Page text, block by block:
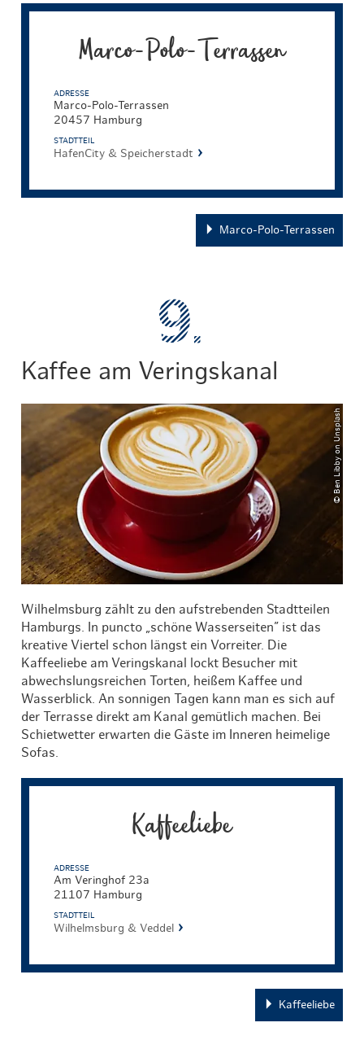
Marco-Polo-Terrassen
ADRESSE
Marco-Polo-Terrassen
20457 Hamburg
STADTTEIL
HafenCity & Speicherstadt
Marco-Polo-Terrassen
Kaffee am Veringskanal
© Ben Libby on Unsplash
Wilhelmsburg zählt zu den aufstrebenden Stadtteilen
Hamburgs. In puncto „schöne Wasserseiten” ist das
kreative Viertel schon längst ein Vorreiter. Die
Kaffeeliebe am Veringskanal lockt Besucher mit
abwechslungsreichen Torten, heißem Kaffee und
Wasserblick. An sonnigen Tagen kann man es sich auf
der Terrasse direkt am Kanal gemütlich machen. Bei
Schietwetter erwarten die Gäste im Inneren heimelige
Sofas.
Kaffeeliebe
ADRESSE
Am Veringhof 23a
21107 Hamburg
STADTTEIL
Wilhelmsburg & Veddel
Kaffeeliebe